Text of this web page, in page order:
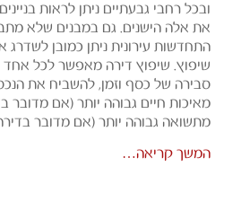
ובכל רחבי גבעתיים ניתן לראות
את אלה הישנים. גם במבנים שלא
התחדשות עירונית ניתן כמובן
שיפוץ. שיפוץ דירה מאפשר לכל
סבירה של כסף וזמן, להשביח את
מאיכות חיים גבוהה יותר (אם מדובר
מתשואה גבוהה יותר (אם מדובר
המשך קריאה…